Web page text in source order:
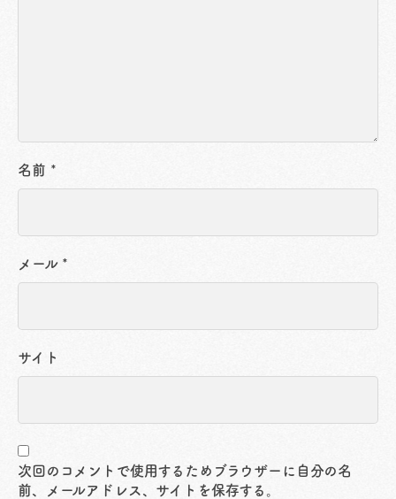
名前 *
メール *
サイト
次回のコメントで使用するためブラウザーに自分の名
前、メールアドレス、サイトを保存する。